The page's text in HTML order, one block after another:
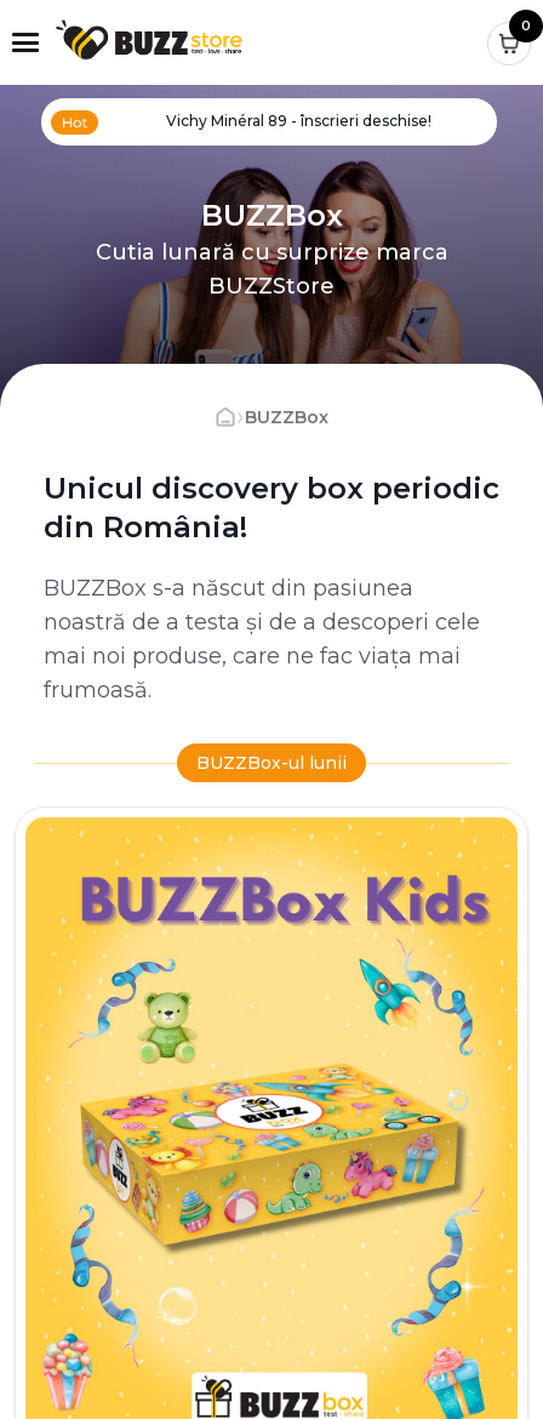
0
Vichy Minéral 89 - înscrieri deschise!
BUZZBox
Cutia lunară cu surprize marca
BUZZStore
›BUZZBox
Unicul discovery box periodic
din România!
BUZZBox s-a născut din pasiunea
noastră de a testa și de a descoperi cele
mai noi produse, care ne fac viața mai
frumoasă.
BUZZBox-ul lunii